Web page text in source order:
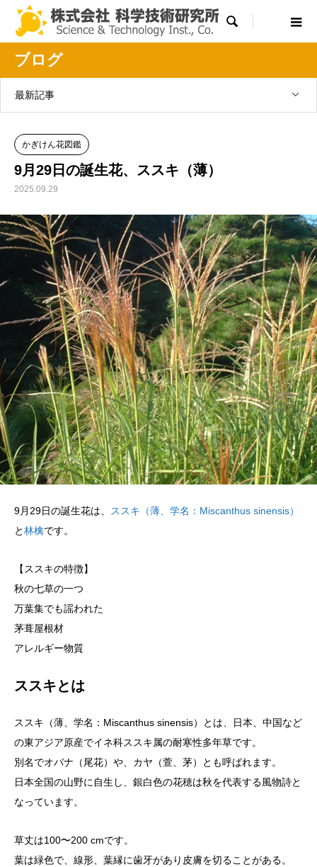

ブログ
最新記事
かぎけん花図鑑
9月29日の誕生花、ススキ（薄）
2025.09.29
9月29日の誕生花は、
ススキ（薄、学名：Miscanthus sinensis）
と林檎です。
【ススキの特徴】
秋の七草の一つ
万葉集でも謡われた
茅葺屋根材
アレルギー物質
ススキとは
ススキ（薄、学名：Miscanthus sinensis）とは、日本、中国など
の東アジア原産でイネ科ススキ属の耐寒性多年草です。
別名でオバナ（尾花）や、カヤ（萱、茅）とも呼ばれます。
日本全国の山野に自生し、銀白色の花穂は秋を代表する風物詩と
なっています。
草丈は100〜200 cmです。
葉は緑色で、線形、葉縁に歯牙があり皮膚を切ることがある。